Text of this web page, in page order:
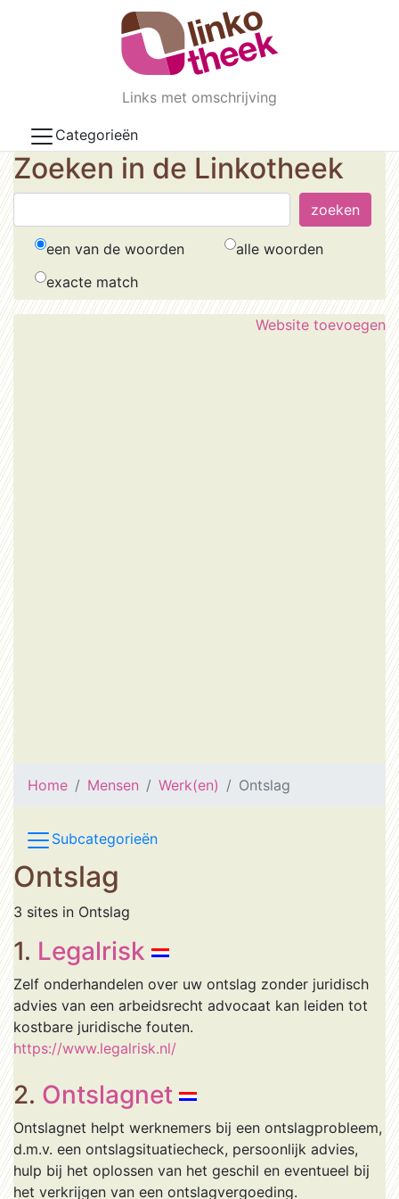
Skip to main content
Links met omschrijving
Categorieën
Zoeken in de Linkotheek
een van de woorden
alle woorden
exacte match
Website toevoegen
Home Mensen Werk(en) Ontslag
Subcategorieën
Ontslag
3 sites in Ontslag
1. Legalrisk
Zelf onderhandelen over uw ontslag zonder juridisch
advies van een arbeidsrecht advocaat kan leiden tot
kostbare juridische fouten.
https://www.legalrisk.nl/
2. Ontslagnet
Ontslagnet helpt werknemers bij een ontslagprobleem,
d.m.v. een ontslagsituatiecheck, persoonlijk advies,
hulp bij het oplossen van het geschil en eventueel bij
het verkrijgen van een ontslagvergoeding.